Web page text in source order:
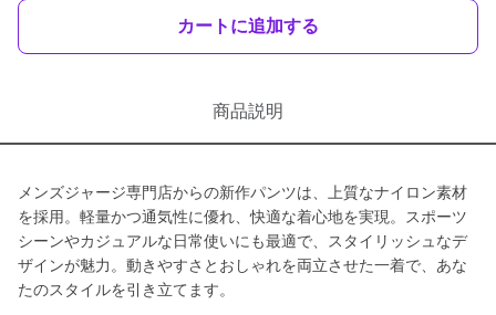
カートに追加する
商品説明
メンズジャージ専門店からの新作パンツは、上質なナイロン素材
を採用。軽量かつ通気性に優れ、快適な着心地を実現。スポーツ
シーンやカジュアルな日常使いにも最適で、スタイリッシュなデ
ザインが魅力。動きやすさとおしゃれを両立させた一着で、あな
たのスタイルを引き立てます。